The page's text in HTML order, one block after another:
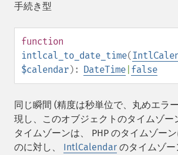
手続き型
function
intlcal_to_date_time(
$calendar): DateTime false
同じ瞬間 (精度は秒単位で、丸めエラ
現し、このオブジェクトのタイムゾー
タイムゾーンは、 PHP のタイムゾー
のに対し、 IntlCalendar のタイムゾー